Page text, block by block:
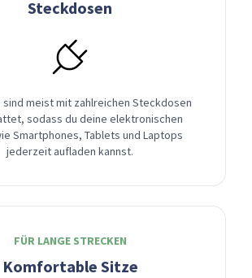
Steckdosen
sind meist mit zahlreichen Steckdosen
sodass du deine elektronischen
Smartphones, Tablets und Laptops
jederzeit aufladen kannst.
FÜR LANGE STRECKEN
Komfortable Sitze